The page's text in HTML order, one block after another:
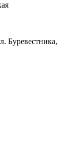
Буревестника,